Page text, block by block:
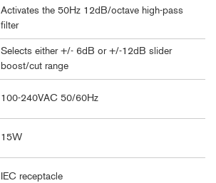
Activates the 50Hz 12dB/octave high-pass
filter
Selects either +/- 6dB or +/-12dB slider
boost/cut range
100-240VAC 50/60Hz
15W
IEC receptacle